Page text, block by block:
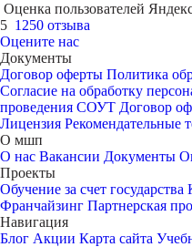
Оценка пользователей
5 1250 отзыва
Оцените нас
Документы
Договор оферты Политика
Согласие на обработку
проведения СОУТ Договор
Лицензия Рекомендательные
О мшп
О нас Вакансии Документы
Проекты
Обучение за счет государства
Франчайзинг Партнерская
Навигация
Блог Акции Карта сайта